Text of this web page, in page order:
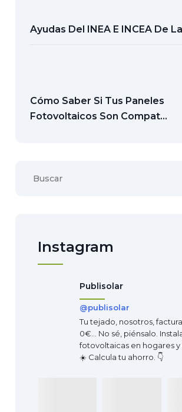
Ayudas Del INEA E INCEA De
Cómo Saber Si Tus Paneles
Fotovoltaicos Son Compat...
Instagram
Publisolar
@publisolar
Tu tejado, nosotros,
0€… No sé, piénsalo.
fotovoltaicas en hogares y
☀️ Calcula tu ahorro. 👇